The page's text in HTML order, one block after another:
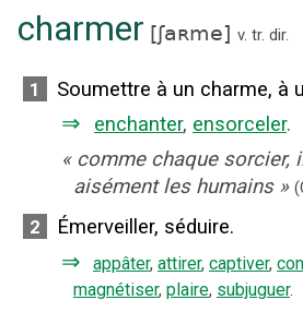
charmer [ʃaʀme] v. tr. dir.
1 Soumettre à un charme, à
⇒ enchanter, ensorceler.
« comme chaque sorcier,
aisément les humains »
2 Émerveiller, séduire.
⇒ appâter, attirer, captiver,
magnétiser, plaire, subjuguer.